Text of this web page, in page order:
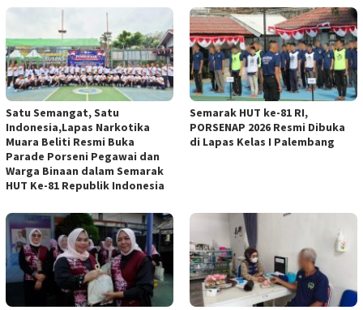
Satu Semangat, Satu
Indonesia,Lapas Narkotika
Muara Beliti Resmi Buka
Parade Porseni Pegawai dan
Warga Binaan dalam Semarak
HUT Ke-81 Republik Indonesia
Semarak HUT ke-81 RI,
PORSENAP 2026 Resmi Dibuka
di Lapas Kelas I Palembang